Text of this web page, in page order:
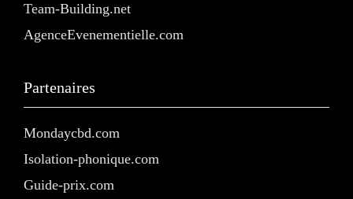
Team-Building.net
AgenceEvenementielle.com
Partenaires
Mondaycbd.com
Isolation-phonique.com
Guide-prix.com